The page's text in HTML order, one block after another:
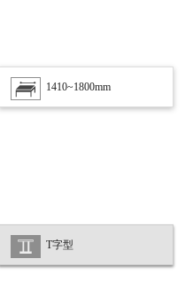
1410~1800mm
T字型